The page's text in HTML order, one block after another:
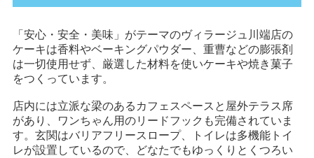
「安心・安全・美味」がテーマのヴィラージュ川端店の
ケーキは香料やベーキングパウダー、重曹などの膨張剤
は一切使用せず、厳選した材料を使いケーキや焼き菓子
をつくっています。
店内には立派な梁のあるカフェスペースと屋外テラス席
があり、ワンちゃん用のリードフックも完備されていま
す。玄関はバリアフリースロープ、トイレは多機能トイ
レが設置しているので、どなたでもゆっくりとくつろい